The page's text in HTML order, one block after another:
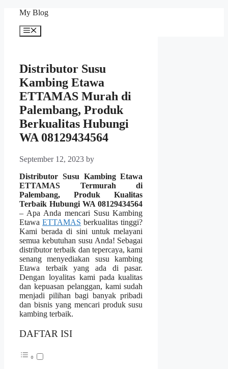
content
My Blog
Menu
Distributor Susu
Kambing Etawa
ETTAMAS Murah di
Palembang, Produk
Berkualitas Hubungi
WA 08129434564
September 12, 2023 by
Distributor Susu Kambing Etawa
ETTAMAS Termurah di
Palembang, Produk Kualitas
Terbaik Hubungi WA 08129434564
– Apa Anda mencari Susu Kambing
EtawaETTAMAS berkualitas tinggi?
Kami berada di sini untuk melayani
semua kebutuhan susu Anda! Sebagai
distributor terbaik dan tepercaya, kami
senang menyediakan susu kambing
Etawa terbaik yang ada di pasar.
Dengan loyalitas kami pada kualitas
dan kepuasan pelanggan, kami sudah
menjadi pilihan bagi banyak pribadi
dan bisnis yang mencari produk susu
kambing terbaik.
DAFTAR ISI